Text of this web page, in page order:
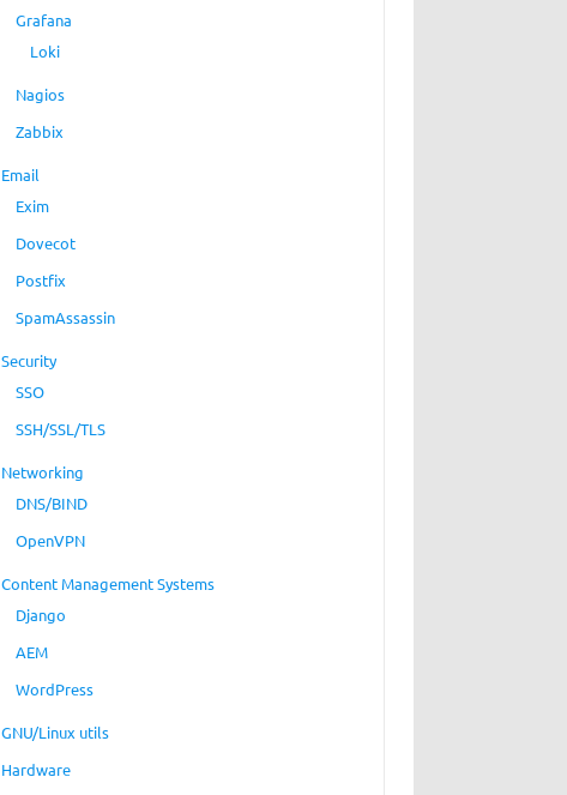
Grafana
Loki
Nagios
Zabbix
Email
Exim
Dovecot
Postfix
SpamAssassin
Security
SSO
SSH/SSL/TLS
Networking
DNS/BIND
OpenVPN
Content Management Systems
Django
AEM
WordPress
GNU/Linux utils
Hardware